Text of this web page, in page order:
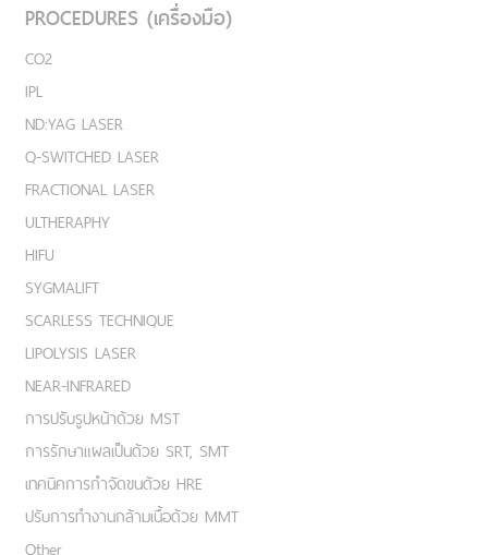
PROCEDURES (เครื่องมือ)
CO2
IPL
ND:YAG LASER
Q-SWITCHED LASER
FRACTIONAL LASER
ULTHERAPHY
HIFU
SYGMALIFT
SCARLESS TECHNIQUE
LIPOLYSIS LASER
NEAR-INFRARED
การปรับรูปหน้าด้วย MST
การรักษาแผลเป็นด้วย SRT, SMT
เทคนิคการกำจัดขนด้วย HRE
ปรับการทำงานกล้ามเนื้อด้วย MMT
Other